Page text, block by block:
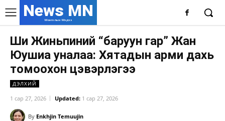
News MN
Монголын Мэдээ
Ши Жиньпиний “баруун гар” Жан
Юушиа уналаа: Хятадын арми дахь
томоохон цэвэрлэгээ
ДЭЛХИЙ
1 сар 27, 2026 Updated: 1 сар 27, 2026
By Enkhjin Temuujin